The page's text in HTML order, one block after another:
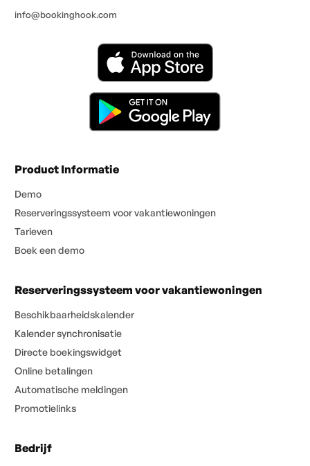
info@bookinghook.com
Product Informatie
Demo
Reserveringssysteem voor vakantiewoningen
Tarieven
Boek een demo
Reserveringssysteem voor vakantiewoningen
Beschikbaarheidskalender
Kalender synchronisatie
Directe boekingswidget
Online betalingen
Automatische meldingen
Promotielinks
Bedrijf